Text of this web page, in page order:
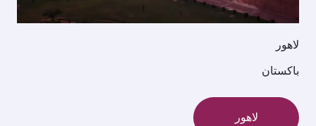
لاهور
باكستان
لاهور